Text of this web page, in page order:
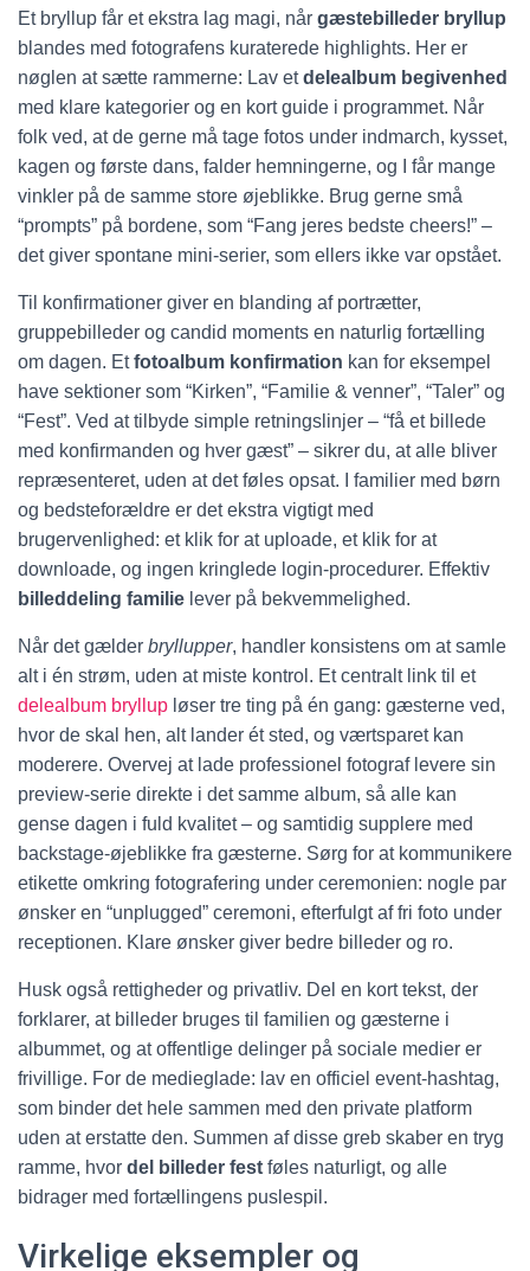
Et bryllup får et ekstra lag magi, når gæstebilleder bryllup
blandes med fotografens kuraterede highlights. Her er
nøglen at sætte rammerne: Lav etdelealbum begivenhed
med klare kategorier og en kort guide i programmet. Når
folk ved, at de gerne må tage fotos under indmarch, kysset,
kagen og første dans, falder hemningerne, og I får mange
vinkler på de samme store øjeblikke. Brug gerne små
“prompts” på bordene, som “Fang jeres bedste cheers!” –
det giver spontane mini-serier, som ellers ikke var opstået.
Til konfirmationer giver en blanding af portrætter,
gruppebilleder og candid moments en naturlig fortælling
om dagen. Etfotoalbum konfirmation kan for eksempel
have sektioner som “Kirken”, “Familie & venner”, “Taler” og
“Fest”. Ved at tilbyde simple retningslinjer – “få et billede
med konfirmanden og hver gæst” – sikrer du, at alle bliver
repræsenteret, uden at det føles opsat. I familier med børn
og bedsteforældre er det ekstra vigtigt med
brugervenlighed: et klik for at uploade, et klik for at
downloade, og ingen kringlede login-procedurer. Effektiv
billeddeling familie lever på bekvemmelighed.
Når det gælder bryllupper, handler konsistens om at samle
alt i én strøm, uden at miste kontrol. Et centralt link til et
delealbum bryllup løser tre ting på én gang: gæsterne ved,
hvor de skal hen, alt lander ét sted, og værtsparet kan
moderere. Overvej at lade professionel fotograf levere sin
preview-serie direkte i det samme album, så alle kan
gense dagen i fuld kvalitet – og samtidig supplere med
backstage-øjeblikke fra gæsterne. Sørg for at kommunikere
etikette omkring fotografering under ceremonien: nogle par
ønsker en “unplugged” ceremoni, efterfulgt af fri foto under
receptionen. Klare ønsker giver bedre billeder og ro.
Husk også rettigheder og privatliv. Del en kort tekst, der
forklarer, at billeder bruges til familien og gæsterne i
albummet, og at offentlige delinger på sociale medier er
frivillige. For de medieglade: lav en officiel event-hashtag,
som binder det hele sammen med den private platform
uden at erstatte den. Summen af disse greb skaber en tryg
ramme, hvor del billeder fest føles naturligt, og alle
bidrager med fortællingens puslespil.
Virkelige eksempler og